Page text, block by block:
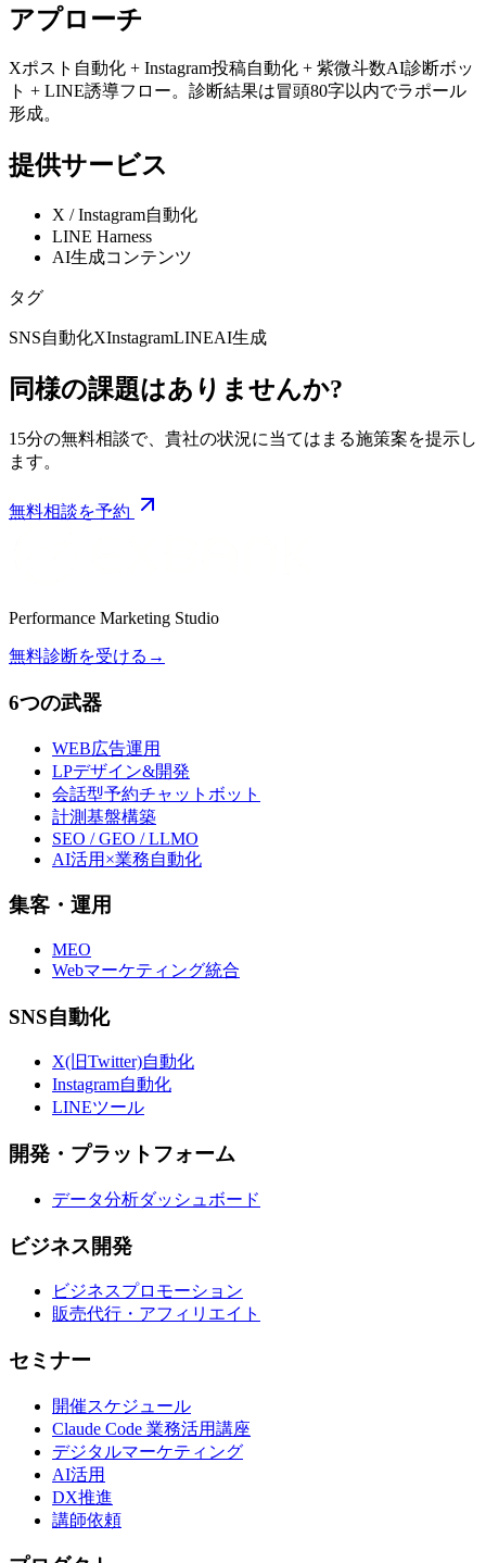
アプローチ
Xポスト自動化 + Instagram投稿自動化 + 紫微斗数AI診断ボッ
ト + LINE誘導フロー。診断結果は冒頭80字以内でラポール
形成。
提供サービス
X / Instagram自動化
LINE Harness
AI生成コンテンツ
タグ
SNS自動化XInstagramLINEAI生成
同様の課題はありませんか?
15分の無料相談で、貴社の状況に当てはまる施策案を提示し
ます。
無料相談を予約
Performance Marketing Studio
無料診断を受ける →
6つの武器
WEB広告運用
LPデザイン&開発
会話型予約チャットボット
計測基盤構築
SEO / GEO / LLMO
AI活用×業務自動化
集客・運用
MEO
Webマーケティング統合
SNS自動化
X(旧Twitter)自動化
Instagram自動化
LINEツール
開発・プラットフォーム
データ分析ダッシュボード
ビジネス開発
ビジネスプロモーション
販売代行・アフィリエイト
セミナー
開催スケジュール
Claude Code 業務活用講座
デジタルマーケティング
AI活用
DX推進
講師依頼